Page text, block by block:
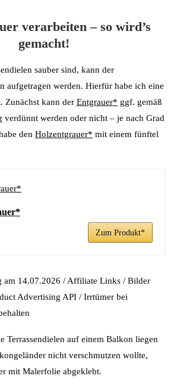
verarbeiten – so wird’s
gemacht!
sauber sind, kann der
aufgetragen werden. Hierfür habe ich eine
Zunächst kann der Entgrauer* ggf. gemäß
verdünnt werden oder nicht – je nach Grad
den Holzentgrauer* mit einem fünftel
Zum Produkt*
am 14.07.2026 / Affiliate Links / Bilder
Advertising API / Irrtümer bei
Terrassendielen auf einem Balkon liegen
nicht verschmutzen wollte,
mit Malerfolie abgeklebt.